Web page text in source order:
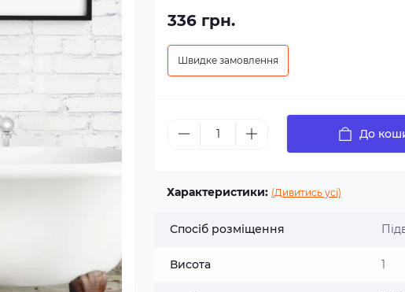
336 грн.
Швидке замовлення
До
Характеристики: (Дивитись усі)
Спосіб розміщення
Висота 1